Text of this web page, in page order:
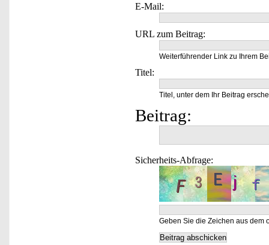
E-Mail:
URL zum Beitrag:
Weiterführender Link zu Ihrem
Titel:
Titel, unter dem Ihr Beitrag
Beitrag:
Sicherheits-Abfrage:
Geben Sie die Zeichen aus dem